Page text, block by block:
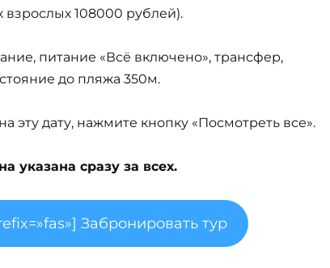
взрослых 108000 рублей).
питание «Всё включено», трансфер,
до пляжа 350м.
эту дату, нажмите кнопку «Посмотреть все».
указана сразу за всех.
Забронировать тур